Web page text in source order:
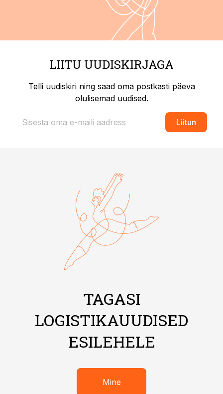
LIITU UUDISKIRJAGA
Telli uudiskiri ning saad oma postkasti päeva
olulisemad uudised.
Liitun
TAGASI
LOGISTIKAUUDISED
ESILEHELE
Mine